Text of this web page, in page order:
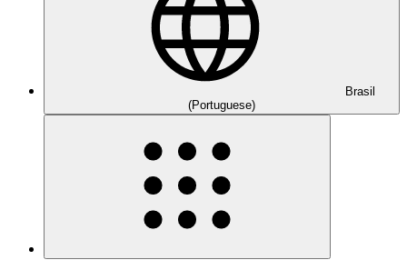
Brasil
(Portuguese)